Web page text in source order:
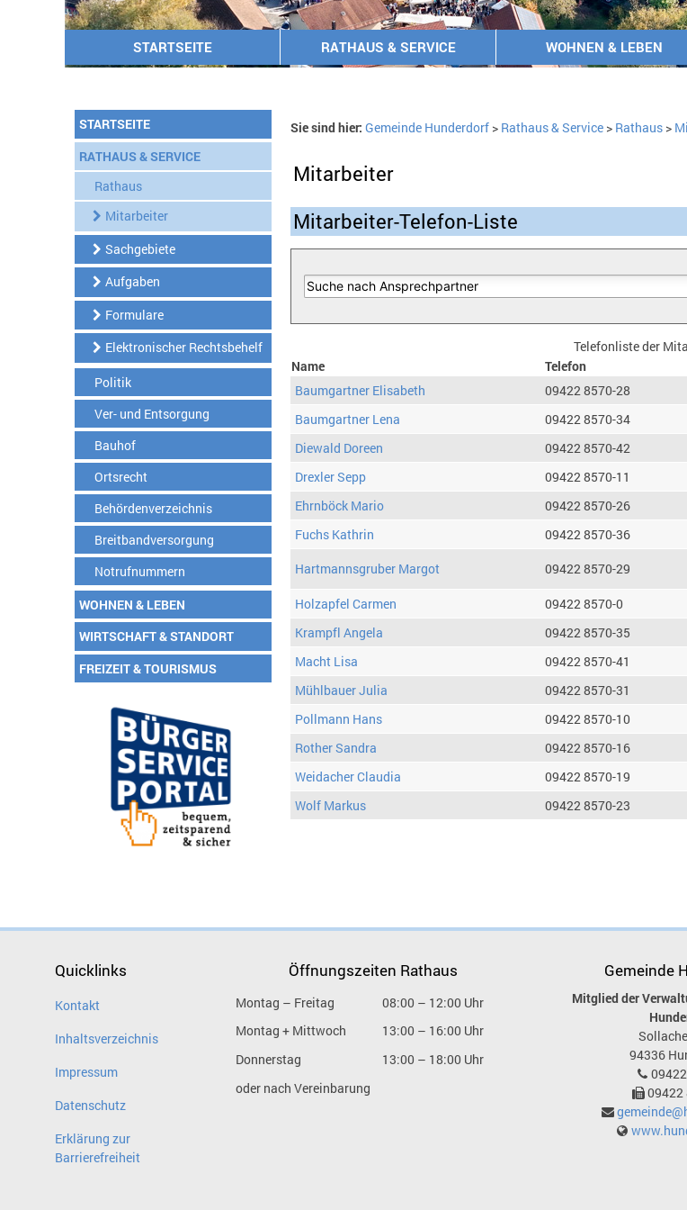
STARTSEITE RATHAUS & SERVICE WOHNEN & LEBEN
STARTSEITE
RATHAUS & SERVICE
Rathaus
Mitarbeiter
Sachgebiete
Aufgaben
Formulare
Elektronischer Rechtsbehelf
Politik
Ver- und Entsorgung
Bauhof
Ortsrecht
Behördenverzeichnis
Breitbandversorgung
Notrufnummern
WOHNEN & LEBEN
WIRTSCHAFT & STANDORT
FREIZEIT & TOURISMUS
Sie sind hier: Gemeinde Hunderdorf> Rathaus & Service> Rathaus>
Mitarbeiter
Mitarbeiter-Telefon-Liste
Telefonliste der
Name
Telefon
Baumgartner Elisabeth
09422 8570-28
Baumgartner Lena
09422 8570-34
Diewald Doreen
09422 8570-42
Drexler Sepp
09422 8570-11
Ehrnböck Mario
09422 8570-26
Fuchs Kathrin
09422 8570-36
Hartmannsgruber Margot
09422 8570-29
Holzapfel Carmen
09422 8570-0
Krampfl Angela
09422 8570-35
Macht Lisa
09422 8570-41
Mühlbauer Julia
09422 8570-31
Pollmann Hans
09422 8570-10
Rother Sandra
09422 8570-16
Weidacher Claudia
09422 8570-19
Wolf Markus
09422 8570-23
Quicklinks
Kontakt
Inhaltsverzeichnis
Impressum
Datenschutz
Erklärung zur
Barrierefreiheit
Öffnungszeiten Rathaus
Montag – Freitag
08:00 – 12:00 Uhr
Montag + Mittwoch
13:00 – 16:00 Uhr
Donnerstag
13:00 – 18:00 Uhr
oder nach Vereinbarung
Gemeinde
Mitglied der
94336
09422